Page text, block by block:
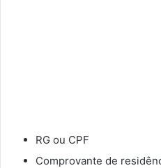
RG ou CPF
Comprovante de